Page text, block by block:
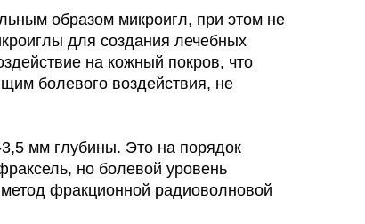
образом микроигл, при этом не
для создания лечебных
на кожный покров, что
болевого воздействия, не
мм глубины. Это на порядок
но болевой уровень
фракционной радиоволновой